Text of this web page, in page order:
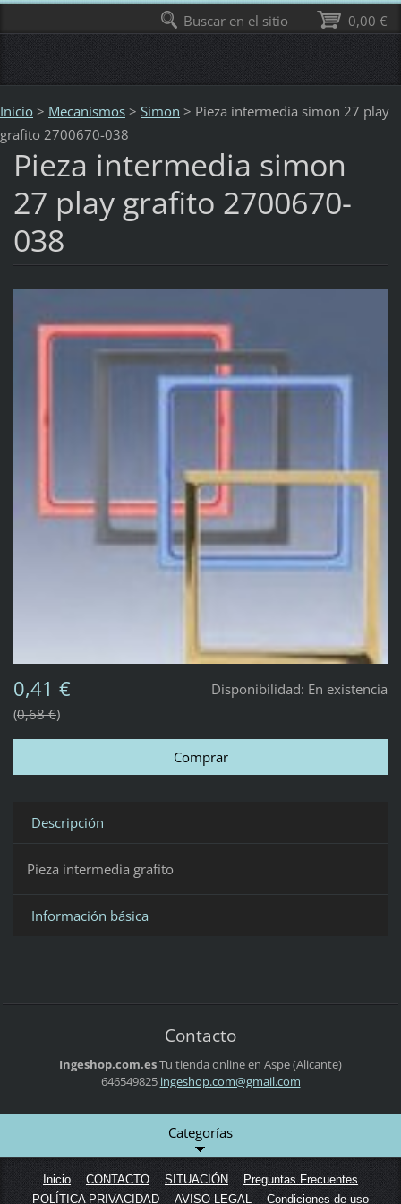
Inicio > Mecanismos > Simon > Pieza intermedia simon 27 play
grafito 2700670-038
Pieza intermedia simon
27 play grafito 2700670-
038
Disponibilidad: En existencia
0,41 €
0,68 €
Descripción
Pieza intermedia grafito
Información básica
Contacto
Ingeshop.com.esTu tienda online en Aspe (Alicante)
646549825 ingeshop.com@gmail.com
Categorías
Inicio CONTACTO SITUACIÓN
Preguntas Frecuentes
POLÍTICA PRIVACIDAD
AVISO LEGAL Condiciones de uso
0,00 €
Buscar en el sitio